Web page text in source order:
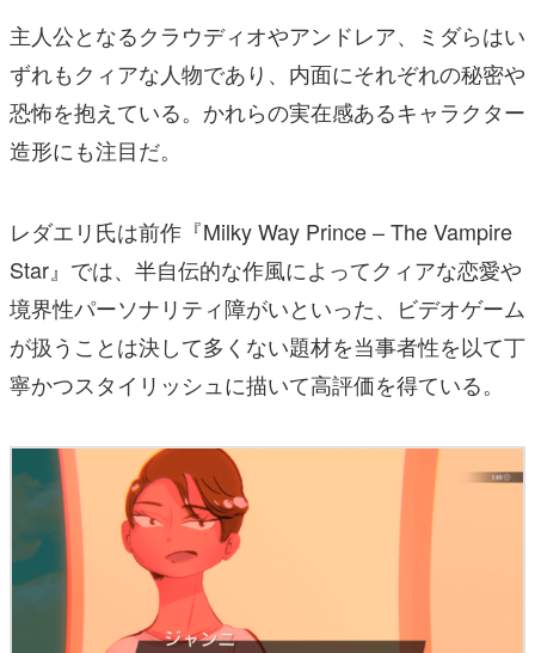
主人公となるクラウディオやアンドレア、ミダらはい
ずれもクィアな人物であり、内面にそれぞれの秘密や
恐怖を抱えている。かれらの実在感あるキャラクター
造形にも注目だ。
レダエリ氏は前作『Milky Way Prince – The Vampire
Star』では、半自伝的な作風によってクィアな恋愛や
境界性パーソナリティ障がいといった、ビデオゲーム
が扱うことは決して多くない題材を当事者性を以て丁
寧かつスタイリッシュに描いて高評価を得ている。